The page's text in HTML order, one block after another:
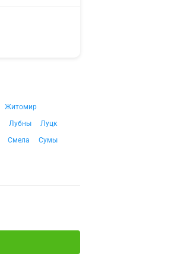
Житомир
Лубны
Луцк
Смела
Сумы